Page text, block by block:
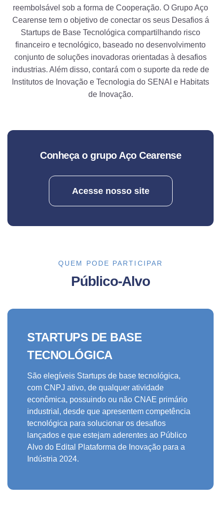
reembolsável sob a forma de Cooperação. O Grupo Aço
Cearense tem o objetivo de conectar os seus Desafios á
Startups de Base Tecnológica compartilhando risco
financeiro e tecnológico, baseado no desenvolvimento
conjunto de soluções inovadoras orientadas à desafios
industrias. Além disso, contará com o suporte da rede de
Institutos de Inovação e Tecnologia do SENAI e Habitats
de Inovação.
Conheça o grupo Aço Cearense
Acesse nosso site
QUEM PODE PARTICIPAR
Público-Alvo
STARTUPS DE BASE
TECNOLÓGICA
São elegíveis Startups de base tecnológica,
com CNPJ ativo, de qualquer atividade
econômica, possuindo ou não CNAE primário
industrial, desde que apresentem competência
tecnológica para solucionar os desafios
lançados e que estejam aderentes ao Público
Alvo do Edital Plataforma de Inovação para a
Indústria 2024.